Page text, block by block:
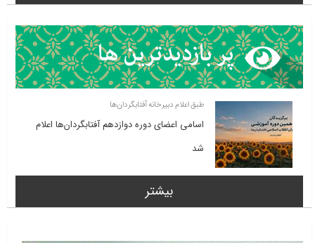
طبق اعلام دبیرخانه آفتابگردان‌ها
اسامی اعضای دوره دوازدهم آفتابگردان‌ها اعلام
شد
بیشتر